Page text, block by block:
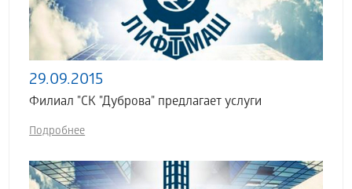
29.09.2015
Филиал "СК "Дуброва" предлагает услуги
Подробнее